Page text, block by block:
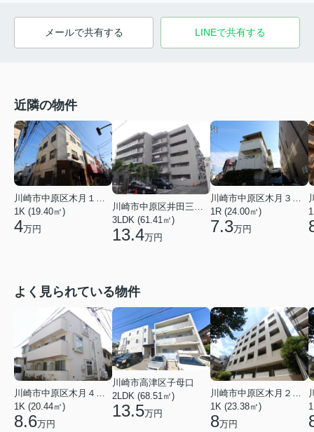
メールで共有する LINEで共有する
近隣の物件
川崎市中原区木月１丁目
1K (19.40㎡)
4万円
川崎市中原区井田三舞町
3LDK (61.41㎡)
13.4万円
川崎市中原区木月３丁目
1R (24.00㎡)
7.3万円
よく見られている物件
川崎市中原区木月４丁目
1K (20.44㎡)
8.6万円
川崎市高津区子母口
2LDK (68.51㎡)
13.5万円
川崎市中原区木月２丁目
1K (23.38㎡)
8万円